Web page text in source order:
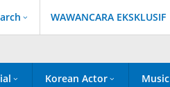
WAWANCARA EKSKLUSIF
Korean Actor Music